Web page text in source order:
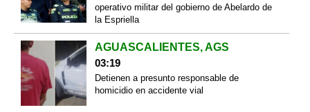
operativo militar del gobierno de Abelardo de
la Espriella
AGUASCALIENTES, AGS
03:19
Detienen a presunto responsable de
homicidio en accidente vial